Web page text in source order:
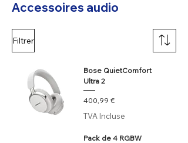
Accessoires audio
Filtrer
Bose QuietComfort
Ultra 2
Prix
400,99 €
TVA Incluse
Pack de 4 RGBW